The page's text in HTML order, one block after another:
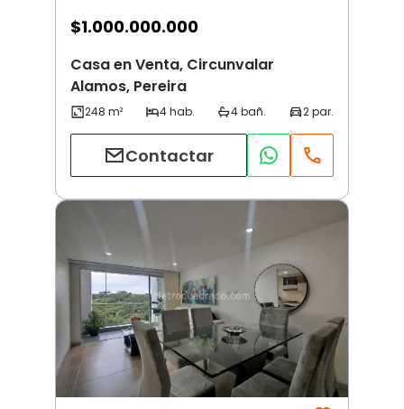
$1.000.000.000
Casa en Venta, Circunvalar
Alamos, Pereira
Contactar